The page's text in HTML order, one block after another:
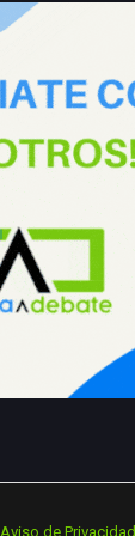
Aviso de Privacidad